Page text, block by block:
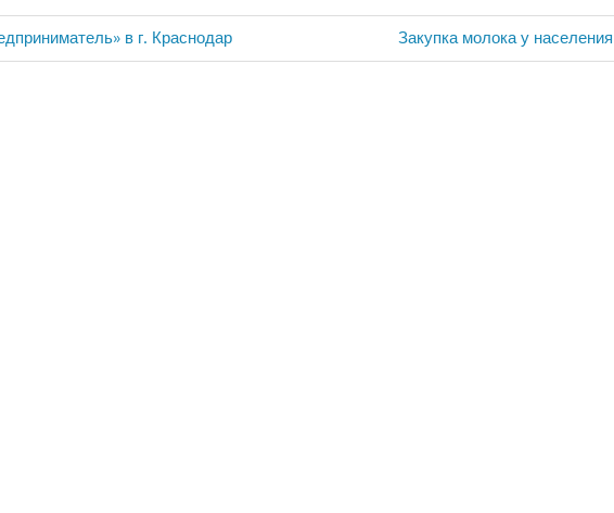
в г. Краснодар
Следующая
запись:
Закупка молока у населения